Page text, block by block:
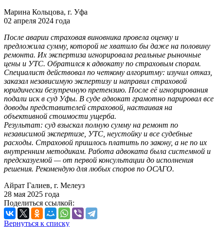
Марина Кольцова, г. Уфа
02 апреля 2024 года
После аварии страховая виновника провела оценку и
предложила сумму, которой не хватило бы даже на половину
ремонта. Их экспертиза игнорировала реальные рыночные
цены и УТС. Обратился к адвокату по страховым спорам.
Специалист действовал по четкому алгоритму: изучил отказ,
заказал независимую экспертизу и направил страховой
юридически безупречную претензию. После её игнорирования
подали иск в суд Уфы. В суде адвокат грамотно парировал все
доводы представителей страховой, настаивая на
объективной стоимости ущерба.
Результат: суд взыскал полную сумму на ремонт по
независимой экспертизе, УТС, неустойку и все судебные
расходы. Страховой пришлось платить по закону, а не по их
внутренним методикам. Работа адвоката была системной и
предсказуемой — от первой консультации до исполнения
решения. Рекомендую для любых споров по ОСАГО.
Айрат Галиев, г. Мелеуз
28 мая 2025 года
Поделиться ссылкой:
Вернуться к списку